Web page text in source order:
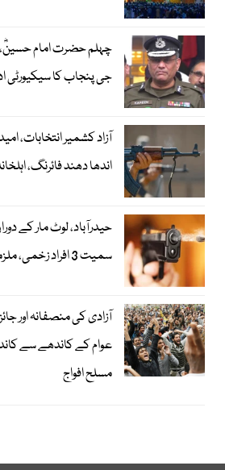
چہلم حضرت امام حسینؓ،
جی پنجاب کا سیکیورٹی
آزاد کشمیر انتخابات،
اندھا دھند فائرنگ،
حیدرآباد، لوٹ مار کے
سمیت 3 افراد زخمی، ملزمان فرار
آزادی کی منصفانہ اور
عوام کے کاندھے سے
مسلح افواج